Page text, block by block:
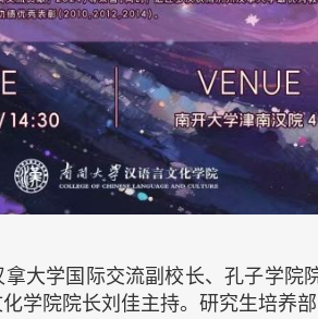
拿大学国际交流副校长、孔子学
学院院长刘佳主持。研究生培养